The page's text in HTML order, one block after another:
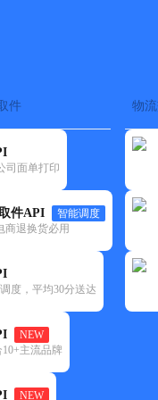
件
司面单打印
件API
智能调度
商退换货必用
度，平均30分送达
NEW
主流品牌
NEW
物
NEW